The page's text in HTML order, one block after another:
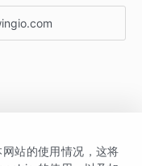
站的使用情况，这将